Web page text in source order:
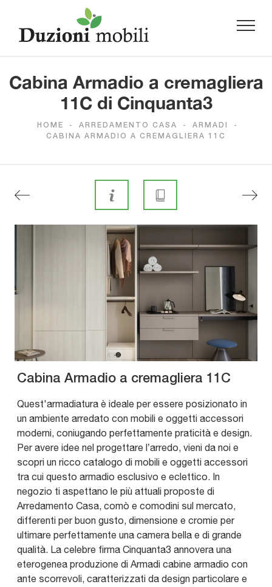
Cabina Armadio a cremagliera
11C di Cinquanta3
HOME - ARREDAMENTO CASA - ARMADI
-
CABINA ARMADIO A CREMAGLIERA 11C
Cabina Armadio a cremagliera 11C
Quest'armadiatura è ideale per essere posizionato in
un ambiente arredato con mobili e oggetti accessori
moderni, coniugando perfettamente praticità e design.
Per avere idee nel progettare l’arredo, vieni da noi e
scopri un ricco catalogo di mobili e oggetti accessori
tra cui questo armadio esclusivo e eclettico. In
negozio ti aspettano le più attuali proposte di
Arredamento Casa, comò e comodini sul mercato,
differenti per buon gusto, dimensione e cromie per
ultimare perfettamente una camera bella e di grande
qualità. La celebre firma Cinquanta3 annovera una
eterogenea produzione di Armadi cabine armadio con
ante scorrevoli, caratterizzati da design particolare e